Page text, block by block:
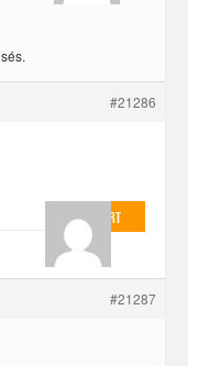
#21286
EvilOnHeart
#21287